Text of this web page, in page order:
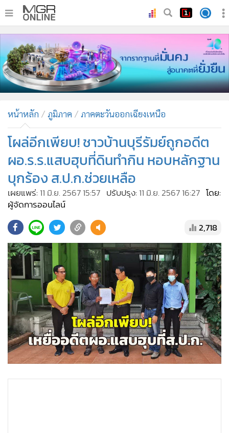
• ทันเหตุการณ์
• ภาคใต้
• ภูมิภาค
• บันเทิง
•
ผู้จัดการรายวัน
• คอลัมนิสต์
• ละคร
• CbizReview
• Cyber BIZ
• Good health & Well-being
• Green Innovation & SD
•
Management & HR
• MGR Live
• Infographic
•
การเมือง
• ท่องเที่ยว
• กีฬา
• ต่างประเทศ
หน้าหลัก ภูมิภาค ภาคตะวันออกเฉียงเหนือ
โผล่อีกเพียบ! ชาวบ้านบุรีรัมย์ถูกอดีต
ผอ.ร.ร.แสบฮุบที่ดินทำกิน หอบหลักฐาน
บุกร้อง ส.ป.ก.ช่วยเหลือ
เผยแพร่: 11 มิ.ย. 2567 15:57 ปรับปรุง: 11 มิ.ย. 2567 16:27 โดย:
ผู้จัดการออนไลน์
2,718